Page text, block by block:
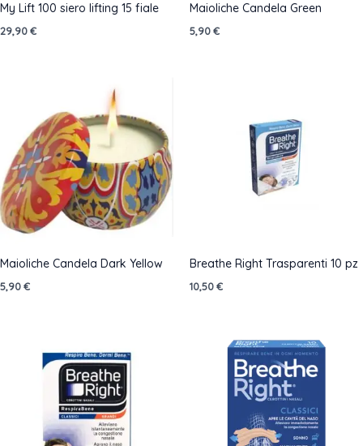
My Lift 100 siero lifting 15 fiale
29,90€
Maioliche Candela Green
5,90€
Maioliche Candela Dark Yellow
5,90€
Breathe Right Trasparenti 10 pz
10,50€